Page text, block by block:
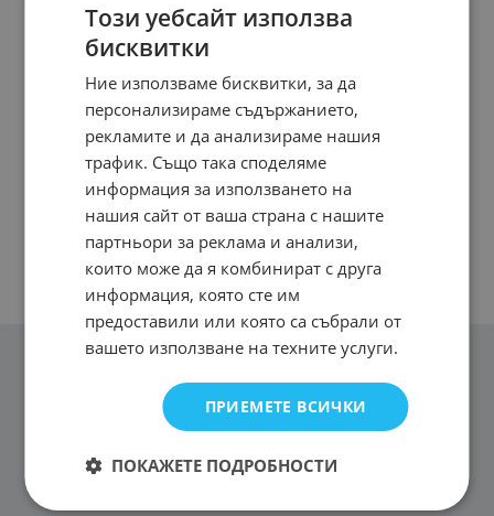
Този уебсайт използва
бисквитки
Ние използваме бисквитки, за да
персонализираме съдържанието,
рекламите и да анализираме нашия
трафик. Също така споделяме
информация за използването на
нашия сайт от ваша страна с нашите
партньори за реклама и анализи,
които може да я комбинират с друга
информация, която сте им
предоставили или която са събрали от
вашето използване на техните услуги.
ПРИЕМЕТЕ ВСИЧКИ
ПОКАЖЕТЕ ПОДРОБНОСТИ